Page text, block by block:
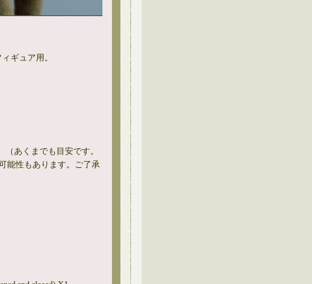
ギュア用。
（あくまでも目安です。
能性もあります。ご了承